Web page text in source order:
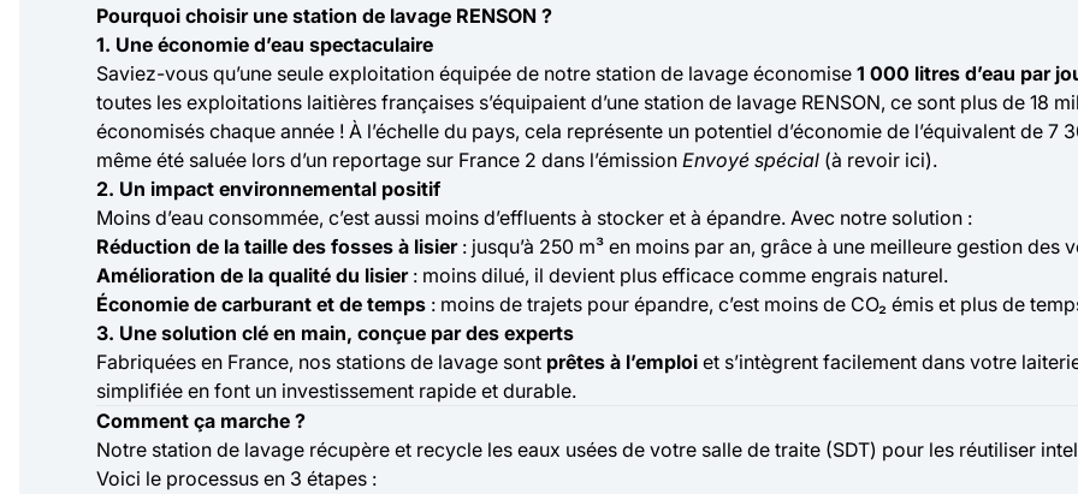
Pourquoi choisir une station de lavage RENSON ?
1. Une économie d’eau spectaculaire
Saviez-vous qu’une seule exploitation équipée de notre station de lavage économise 1 000 litres d’eau par
toutes les exploitations laitières françaises s’équipaient d’une station de lavage RENSON, ce sont plus de 18
économisés chaque année ! À l’échelle du pays, cela représente un potentiel d’économie de l’équivalent de
même été saluée lors d’un reportage sur France 2 dans l’émission Envoyé spécial (à revoir ici).
2. Un impact environnemental positif
Moins d’eau consommée, c’est aussi moins d’effluents à stocker et à épandre. Avec notre solution :
Réduction de la taille des fosses à lisier: jusqu’à 250 m³ en moins par an, grâce à une meilleure gestion des
Amélioration de la qualité du lisier: moins dilué, il devient plus efficace comme engrais naturel.
Économie de carburant et de temps : moins de trajets pour épandre, c’est moins de CO₂ émis et plus de
3. Une solution clé en main, conçue par des experts
Fabriquées en France, nos stations de lavage sont prêtes à l’emploi et s’intègrent facilement dans votre
simplifiée en font un investissement rapide et durable.
Comment ça marche ?
Notre station de lavage récupère et recycle les eaux usées de votre salle de traite (SDT) pour les réutiliser
Voici le processus en 3 étapes :